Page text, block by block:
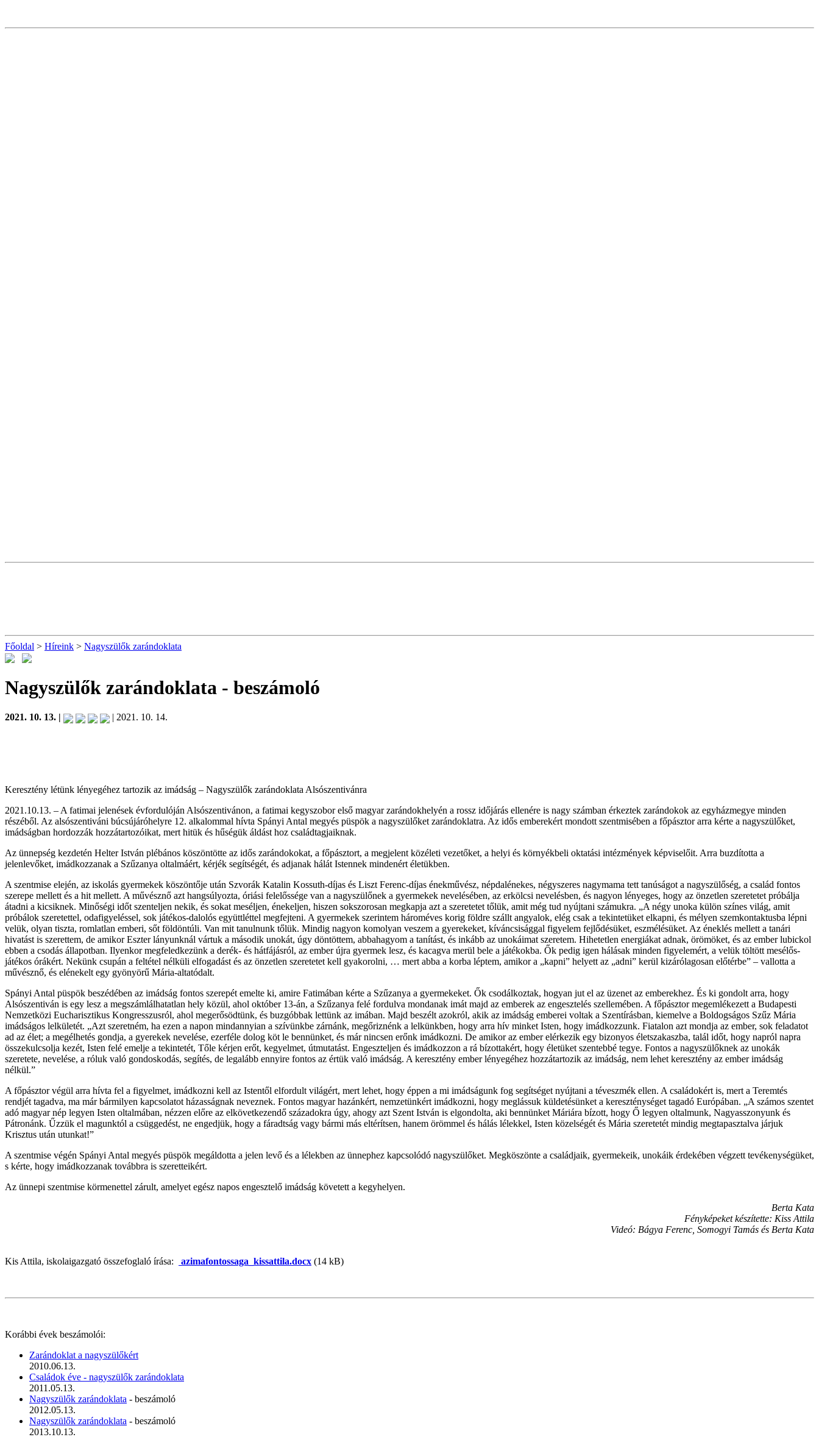
Főoldal > Híreink > Nagyszülők zarándoklata
Nagyszülők zarándoklata - beszámoló
2021. 10. 13. | | 2021. 10. 14.
Keresztény létünk lényegéhez tartozik az imádság – Nagyszülők zarándoklata Alsószentivánra
2021.10.13. – A fatimai jelenések évfordulóján Alsószentivánon, a fatimai kegyszobor első magyar zarándokhelyén a rossz időjárás ellenére is nagy számban érkeztek zarándokok az egyházmegye minden
részéből. Az alsószentiváni búcsújáróhelyre 12. alkalommal hívta Spányi Antal megyés püspök a nagyszülőket zarándoklatra. Az idős emberekért mondott szentmisében a főpásztor arra kérte a nagyszülőket,
imádságban hordozzák hozzátartozóikat, mert hitük és hűségük áldást hoz családtagjaiknak.
Az ünnepség kezdetén Helter István plébános köszöntötte az idős zarándokokat, a főpásztort, a megjelent közéleti vezetőket, a helyi és környékbeli oktatási intézmények képviselőit. Arra buzdította a
jelenlevőket, imádkozzanak a Szűzanya oltalmáért, kérjék segítségét, és adjanak hálát Istennek mindenért életükben.
A szentmise elején, az iskolás gyermekek köszöntője után Szvorák Katalin Kossuth-díjas és Liszt Ferenc-díjas énekművész, népdalénekes, négyszeres nagymama tett tanúságot a nagyszülőség, a család fontos
szerepe mellett és a hit mellett. A művésznő azt hangsúlyozta, óriási felelőssége van a nagyszülőnek a gyermekek nevelésében, az erkölcsi nevelésben, és nagyon lényeges, hogy az önzetlen szeretetet próbálja
átadni a kicsiknek. Minőségi időt szenteljen nekik, és sokat meséljen, énekeljen, hiszen sokszorosan megkapja azt a szeretetet tőlük, amit még tud nyújtani számukra. „A négy unoka külön színes világ, amit
próbálok szeretettel, odafigyeléssel, sok játékos-dalolós együttléttel megfejteni. A gyermekek szerintem hároméves korig földre szállt angyalok, elég csak a tekintetüket elkapni, és mélyen szemkontaktusba lépni
velük, olyan tiszta, romlatlan emberi, sőt földöntúli. Van mit tanulnunk tőlük. Mindig nagyon komolyan veszem a gyerekeket, kíváncsisággal figyelem fejlődésüket, eszmélésüket. Az éneklés mellett a tanári
hivatást is szerettem, de amikor Eszter lányunknál vártuk a második unokát, úgy döntöttem, abbahagyom a tanítást, és inkább az unokáimat szeretem. Hihetetlen energiákat adnak, örömöket, és az ember lubickol
ebben a csodás állapotban. Ilyenkor megfeledkezünk a derék- és hátfájásról, az ember újra gyermek lesz, és kacagva merül bele a játékokba. Ők pedig igen hálásak minden figyelemért, a velük töltött mesélős-
játékos órákért. Nekünk csupán a feltétel nélküli elfogadást és az önzetlen szeretetet kell gyakorolni, … mert abba a korba léptem, amikor a „kapni” helyett az „adni” kerül kizárólagosan előtérbe” – vallotta a
művésznő, és elénekelt egy gyönyörű Mária-altatódalt.
Spányi Antal püspök beszédében az imádság fontos szerepét emelte ki, amire Fatimában kérte a Szűzanya a gyermekeket. Ők csodálkoztak, hogyan jut el az üzenet az emberekhez. És ki gondolt arra, hogy
Alsószentiván is egy lesz a megszámlálhatatlan hely közül, ahol október 13-án, a Szűzanya felé fordulva mondanak imát majd az emberek az engesztelés szellemében. A főpásztor megemlékezett a Budapesti
Nemzetközi Eucharisztikus Kongresszusról, ahol megerősödtünk, és buzgóbbak lettünk az imában. Majd beszélt azokról, akik az imádság emberei voltak a Szentírásban, kiemelve a Boldogságos Szűz Mária
imádságos lelkületét. „Azt szeretném, ha ezen a napon mindannyian a szívünkbe zárnánk, megőriznénk a lelkünkben, hogy arra hív minket Isten, hogy imádkozzunk. Fiatalon azt mondja az ember, sok feladatot
ad az élet; a megélhetés gondja, a gyerekek nevelése, ezerféle dolog köt le bennünket, és már nincsen erőnk imádkozni. De amikor az ember elérkezik egy bizonyos életszakaszba, talál időt, hogy napról napra
összekulcsolja kezét, Isten felé emelje a tekintetét, Tőle kérjen erőt, kegyelmet, útmutatást. Engeszteljen és imádkozzon a rá bízottakért, hogy életüket szentebbé tegye. Fontos a nagyszülőknek az unokák
szeretete, nevelése, a róluk való gondoskodás, segítés, de legalább ennyire fontos az értük való imádság. A keresztény ember lényegéhez hozzátartozik az imádság, nem lehet keresztény az ember imádság
nélkül.”
A főpásztor végül arra hívta fel a figyelmet, imádkozni kell az Istentől elfordult világért, mert lehet, hogy éppen a mi imádságunk fog segítséget nyújtani a téveszmék ellen. A családokért is, mert a Teremtés
rendjét tagadva, ma már bármilyen kapcsolatot házasságnak neveznek. Fontos magyar hazánkért, nemzetünkért imádkozni, hogy meglássuk küldetésünket a kereszténységet tagadó Európában. „A számos szentet
adó magyar nép legyen Isten oltalmában, nézzen előre az elkövetkezendő századokra úgy, ahogy azt Szent István is elgondolta, aki bennünket Máriára bízott, hogy Ő legyen oltalmunk, Nagyasszonyunk és
Pátronánk. Űzzük el magunktól a csüggedést, ne engedjük, hogy a fáradtság vagy bármi más eltérítsen, hanem örömmel és hálás lélekkel, Isten közelségét és Mária szeretetét mindig megtapasztalva járjuk
Krisztus után utunkat!”
A szentmise végén Spányi Antal megyés püspök megáldotta a jelen levő és a lélekben az ünnephez kapcsolódó nagyszülőket. Megköszönte a családjaik, gyermekeik, unokáik érdekében végzett tevékenységüket,
s kérte, hogy imádkozzanak továbbra is szeretteikért.
Az ünnepi szentmise körmenettel zárult, amelyet egész napos engesztelő imádság követett a kegyhelyen.
Berta Kata
Fényképeket készítette: Kiss Attila
Videó: Bágya Ferenc, Somogyi Tamás és Berta Kata
Kis Attila, iskolaigazgató összefoglaló írása: azimafontossaga_kissattila.docx (14 kB)
Korábbi évek beszámolói:
Zarándoklat a nagyszülőkért
2010.06.13.
Családok éve - nagyszülők zarándoklata
2011.05.13.
Nagyszülők zarándoklata - beszámoló
2012.05.13.
Nagyszülők zarándoklata - beszámoló
2013.10.13.